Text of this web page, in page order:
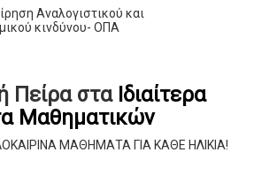
Αναλογιστικού και
κινδύνου- ΟΠΑ
Πείρα στα Ιδιαίτερα
Μαθηματικών
ΜΑΘΗΜΑΤΑ ΓΙΑ ΚΑΘΕ ΗΛΙΚΙΑ!